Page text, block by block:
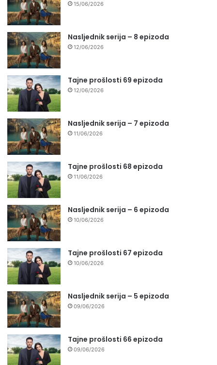
15/06/2026
Nasljednik serija – 8 epizoda
12/06/2026
Tajne prošlosti 69 epizoda
12/06/2026
Nasljednik serija – 7 epizoda
11/06/2026
Tajne prošlosti 68 epizoda
11/06/2026
Nasljednik serija – 6 epizoda
10/06/2026
Tajne prošlosti 67 epizoda
10/06/2026
Nasljednik serija – 5 epizoda
09/06/2026
Tajne prošlosti 66 epizoda
09/06/2026